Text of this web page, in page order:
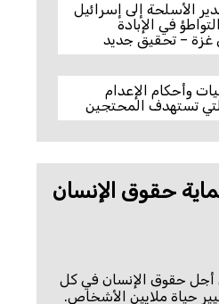
الأسلحة إلى إسرائيل
في الإبادة
غزة – تحقيق جديد
وأحكام الإعدام
تستهدف المحتجين
حقوق الإنسان
أجل حقوق الإنسان في كل
حياة ملايين الأشخاص.